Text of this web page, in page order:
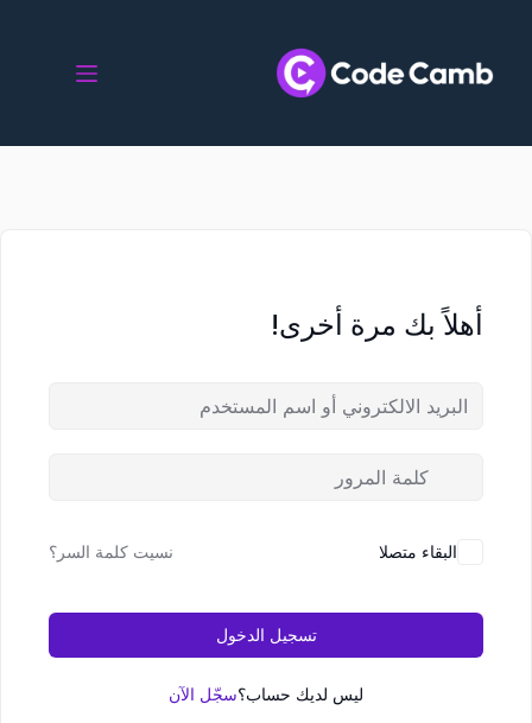
أهلاً بك مرة أخرى!
البقاء متصلا نسيت كلمة السر؟
تسجيل الدخول
ليس لديك حساب؟سجّل الآن